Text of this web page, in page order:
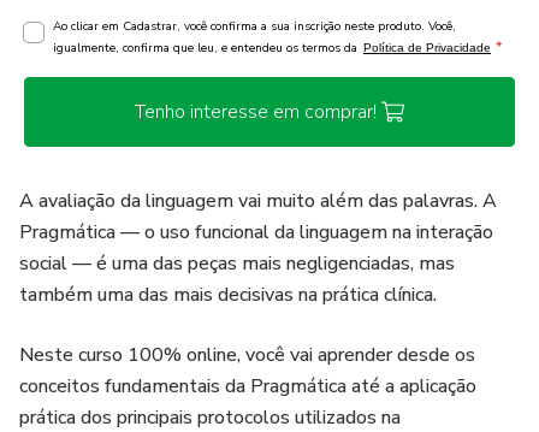
Ao clicar em Cadastrar, você confirma a sua inscrição neste produto. Você,
igualmente, confirma que leu, e entendeu os termos da Política de Privacidade *
Tenho interesse em comprar!
A avaliação da linguagem vai muito além das palavras. A
Pragmática — o uso funcional da linguagem na interação
social — é uma das peças mais negligenciadas, mas
também uma das mais decisivas na prática clínica.
Neste curso 100% online, você vai aprender desde os
conceitos fundamentais da Pragmática até a aplicação
prática dos principais protocolos utilizados na